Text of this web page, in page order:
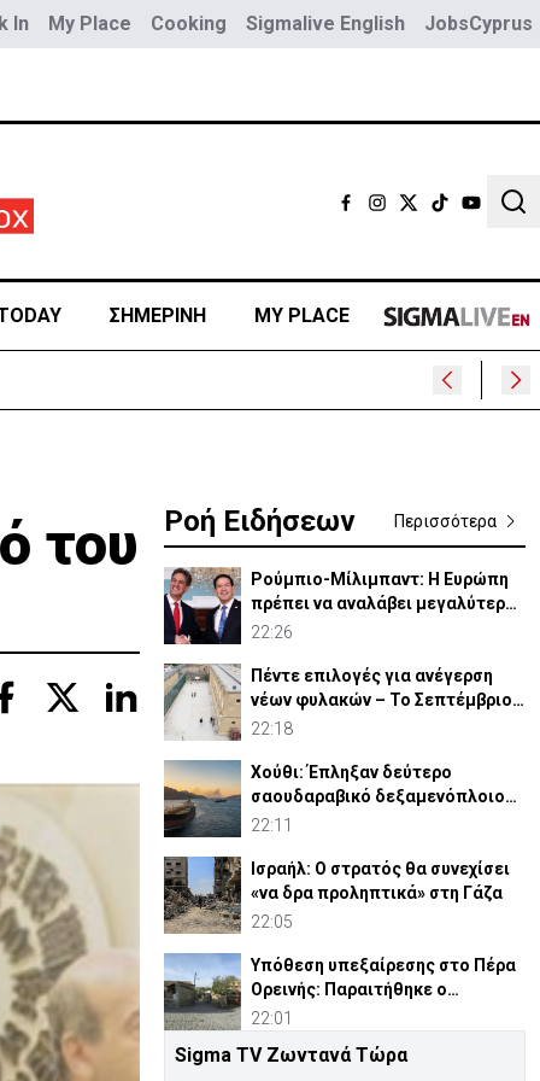
In My Place Cooking Sigmalive English JobsCyprus
ΣΗΜΕΡΙΝΗ MY PLACE
του
Ροή Ειδήσεων Περισσότερα
Ρούμπιο-Μίλιμπαντ: Η Ευρώπη
πρέπει να αναλάβει μεγαλύτερο
ρόλο στην άμυνά της
22:26
Πέντε επιλογές για ανέγερση
νέων φυλακών – Το Σεπτέμβριο
το «Master Plan»
22:18
Χούθι: Έπληξαν δεύτερο
σαουδαραβικό δεξαμενόπλοιο
στον Κόλπο του Άντεν
22:11
Ισραήλ: Ο στρατός θα συνεχίσει
«να δρα προληπτικά» στη Γάζα
22:05
Υπόθεση υπεξαίρεσης στο Πέρα
Ορεινής: Παραιτήθηκε ο
κοινοτάρχης (ΒΙΝΤΕΟ)
22:01
Πλατάνια: «Λουκέτο» στο
Sigma TV Ζωντανά Τώρα